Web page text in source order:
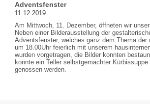
Adventsfenster
11.12.2019
Am Mittwoch, 11. Dezember, öffneten wir
Neben einer Bilderausstellung der
Adventsfenster, welches ganz dem Thema
um 18.00Uhr feierlich mit unserem
wurden vorgetragen, die Bilder konnten
konnte ein Teller selbstgemachter
genossen werden.